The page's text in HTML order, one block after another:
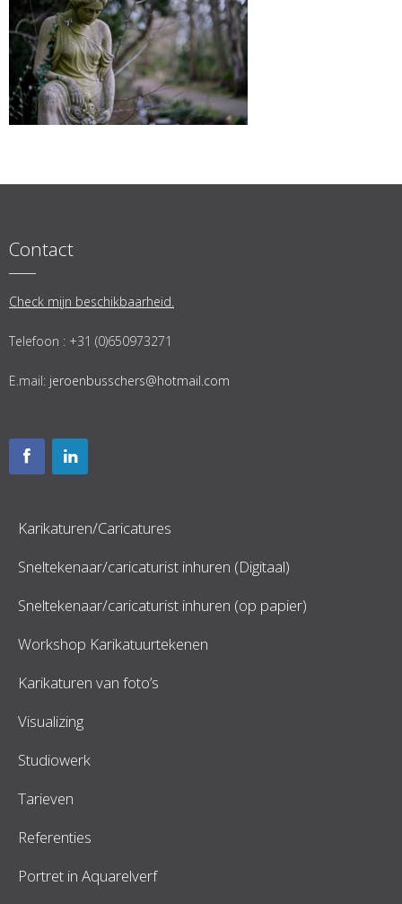
Contact
Check mijn beschikbaarheid.
Telefoon : +31 (0)650973271
E.mail: jeroenbusschers@hotmail.com
Karikaturen/Caricatures
Sneltekenaar/caricaturist inhuren (Digitaal)
Sneltekenaar/caricaturist inhuren (op papier)
Workshop Karikatuurtekenen
Karikaturen van foto’s
Visualizing
Studiowerk
Tarieven
Referenties
Portret in Aquarelverf